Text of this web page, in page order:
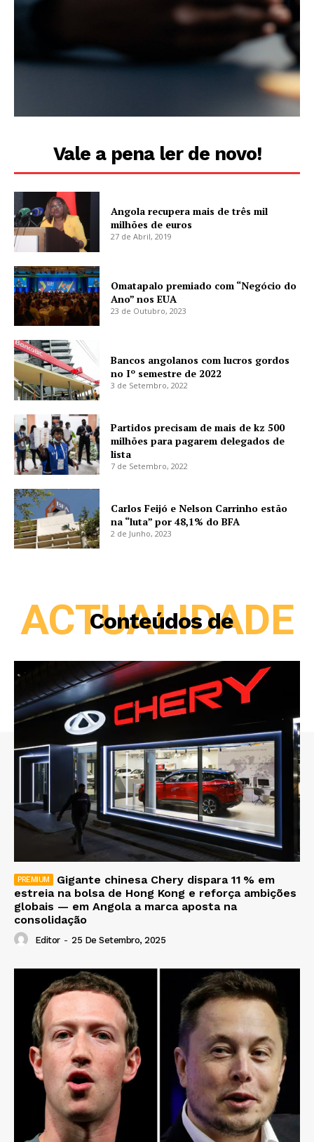
Vale a pena ler de novo!
Angola recupera mais de três mil
milhões de euros
27 de Abril, 2019
Omatapalo premiado com “Negócio do
Ano” nos EUA
23 de Outubro, 2023
Bancos angolanos com lucros gordos
no Iº semestre de 2022
3 de Setembro, 2022
Partidos precisam de mais de kz 500
milhões para pagarem delegados de
lista
7 de Setembro, 2022
Carlos Feijó e Nelson Carrinho estão
na “luta” por 48,1% do BFA
2 de Junho, 2023
Conteúdos de
ACTUALIDADE
Gigante chinesa Chery dispara 11 % em
estreia na bolsa de Hong Kong e reforça ambições
globais — em Angola a marca aposta na
consolidação
Editor - 25 De Setembro, 2025